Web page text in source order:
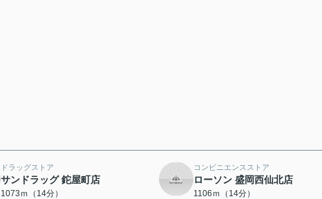
ドラッグストア
サンドラッグ 鉈屋町店
1073ｍ（14分）
コンビニエンスストア
ローソン 盛岡西仙北店
1106ｍ（14分）